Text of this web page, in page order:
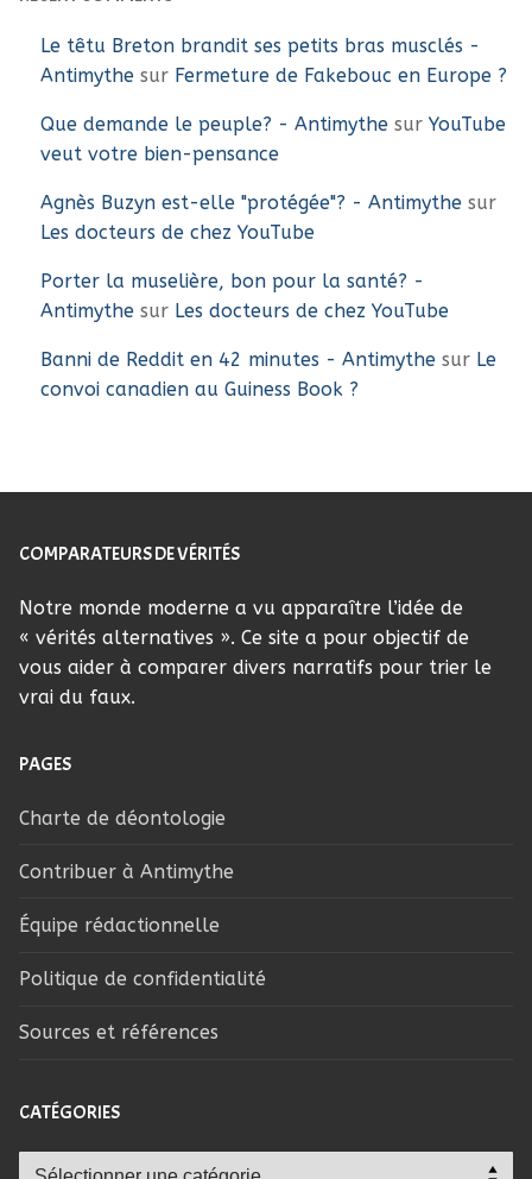
Le têtu Breton brandit ses petits bras musclés -
Antimythe sur Fermeture de Fakebouc en Europe ?
Que demande le peuple? - Antimythe sur YouTube
veut votre bien-pensance
Agnès Buzyn est-elle "protégée"? - Antimythe sur
Les docteurs de chez YouTube
Porter la muselière, bon pour la santé? -
Antimythe sur Les docteurs de chez YouTube
Banni de Reddit en 42 minutes - Antimythe sur Le
convoi canadien au Guiness Book ?
COMPARATEURS DE VÉRITÉS
Notre monde moderne a vu apparaître l’idée de
« vérités alternatives ». Ce site a pour objectif de
vous aider à comparer divers narratifs pour trier le
vrai du faux.
PAGES
Charte de déontologie
Contribuer à Antimythe
Équipe rédactionnelle
Politique de confidentialité
Sources et références
CATÉGORIES
Catégories